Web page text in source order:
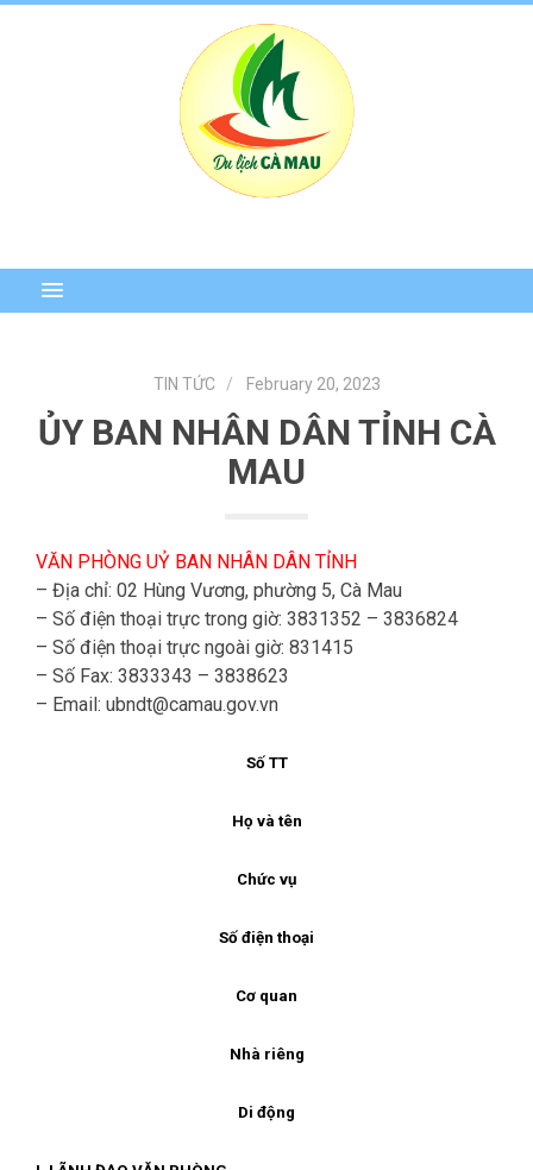
TIN TỨC February 20, 2023
ỦY BAN NHÂN DÂN TỈNH CÀ
MAU
VĂN PHÒNG UỶ BAN NHÂN DÂN TỈNH
– Địa chỉ: 02 Hùng Vương, phường 5, Cà Mau
– Số điện thoại trực trong giờ: 3831352 – 3836824
– Số điện thoại trực ngoài giờ: 831415
– Số Fax: 3833343 – 3838623
– Email: ubndt@camau.gov.vn
Số TT
Họ và tên
Chức vụ
Số điện thoại
Cơ quan
Nhà riêng
Di động